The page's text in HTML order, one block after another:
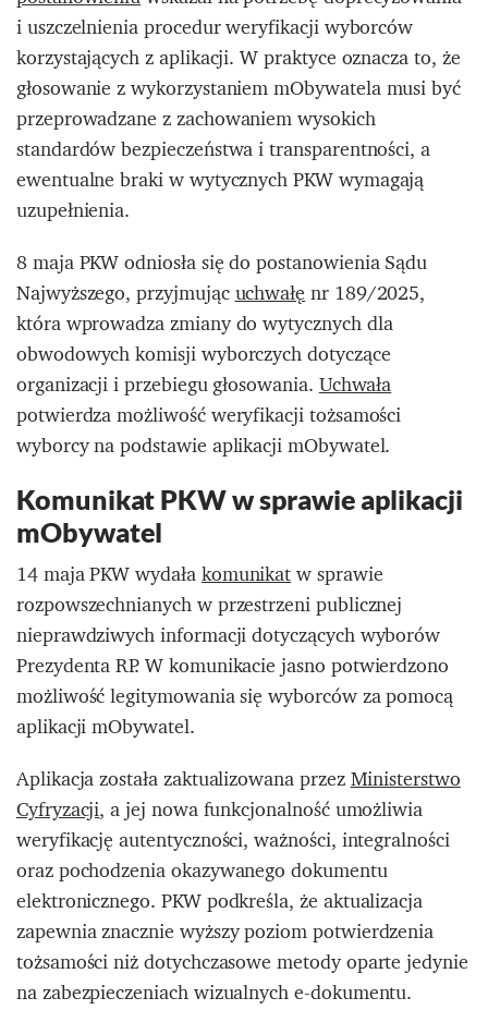
i uszczelnienia procedur weryfikacji wyborców
korzystających z aplikacji. W praktyce oznacza to, że
głosowanie z wykorzystaniem mObywatela musi być
przeprowadzane z zachowaniem wysokich
standardów bezpieczeństwa i transparentności, a
ewentualne braki w wytycznych PKW wymagają
uzupełnienia.
8 maja PKW odniosła się do postanowienia Sądu
Najwyższego, przyjmującuchwałęnr 189/2025,
która wprowadza zmiany do wytycznych dla
obwodowych komisji wyborczych dotyczące
organizacji i przebiegu głosowania.Uchwała
potwierdza możliwość weryfikacji tożsamości
wyborcy na podstawie aplikacji mObywatel.
Komunikat PKW w sprawie aplikacji
mObywatel
14 maja PKW wydałakomunikatw sprawie
rozpowszechnianych w przestrzeni publicznej
nieprawdziwych informacji dotyczących wyborów
Prezydenta RP. W komunikacie jasno potwierdzono
możliwość legitymowania się wyborców za pomocą
aplikacji mObywatel.
Aplikacja została zaktualizowana przezMinisterstwo
Cyfryzacji, a jej nowa funkcjonalność umożliwia
weryfikację autentyczności, ważności, integralności
oraz pochodzenia okazywanego dokumentu
elektronicznego. PKW podkreśla, że aktualizacja
zapewnia znacznie wyższy poziom potwierdzenia
tożsamości niż dotychczasowe metody oparte jedynie
na zabezpieczeniach wizualnych e-dokumentu.